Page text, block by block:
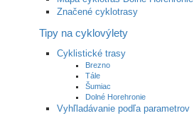
Značené cyklotrasy
Tipy na cyklovýlety
Cyklistické trasy
Brezno
Tále
Šumiac
Dolné Horehronie
Vyhľladávanie podľa parametrov